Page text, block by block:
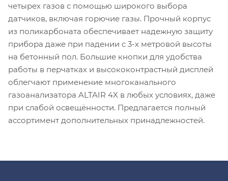
четырех газов с помощью широкого выбора
датчиков, включая горючие газы. Прочный корпус
из поликарбоната обеспечивает надежную защиту
прибора даже при падении с 3-х метровой высоты
на бетонный пол. Большие кнопки для удобства
работы в перчатках и высококонтрастный дисплей
облегчают применение многоканального
газоанализатора ALTAIR 4X в любых условиях, даже
при слабой освещённости. Предлагается полный
ассортимент дополнительных принадлежностей.